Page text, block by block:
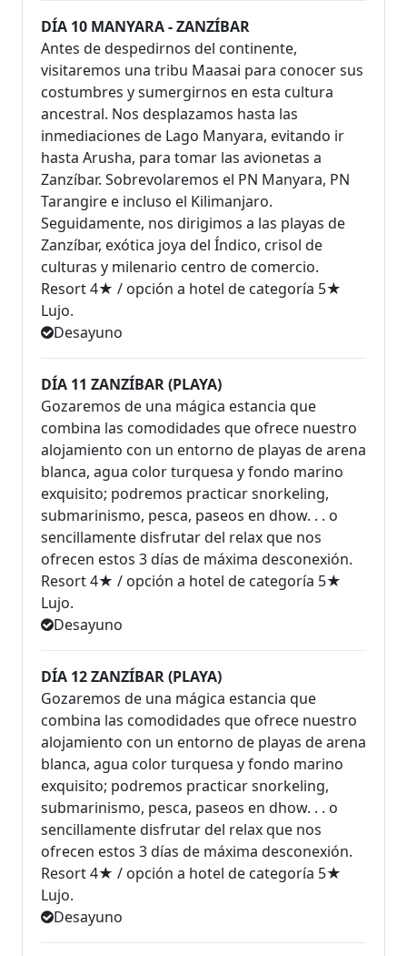
DÍA 10 MANYARA - ZANZÍBAR
Antes de despedirnos del continente,
visitaremos una tribu Maasai para conocer sus
costumbres y sumergirnos en esta cultura
ancestral. Nos desplazamos hasta las
inmediaciones de Lago Manyara, evitando ir
hasta Arusha, para tomar las avionetas a
Zanzíbar. Sobrevolaremos el PN Manyara, PN
Tarangire e incluso el Kilimanjaro.
Seguidamente, nos dirigimos a las playas de
Zanzíbar, exótica joya del Índico, crisol de
culturas y milenario centro de comercio.
Resort 4★ / opción a hotel de categoría 5★
Lujo.
Desayuno
DÍA 11 ZANZÍBAR (PLAYA)
Gozaremos de una mágica estancia que
combina las comodidades que ofrece nuestro
alojamiento con un entorno de playas de arena
blanca, agua color turquesa y fondo marino
exquisito; podremos practicar snorkeling,
submarinismo, pesca, paseos en dhow. . . o
sencillamente disfrutar del relax que nos
ofrecen estos 3 días de máxima desconexión.
Resort 4★ / opción a hotel de categoría 5★
Lujo.
Desayuno
DÍA 12 ZANZÍBAR (PLAYA)
Gozaremos de una mágica estancia que
combina las comodidades que ofrece nuestro
alojamiento con un entorno de playas de arena
blanca, agua color turquesa y fondo marino
exquisito; podremos practicar snorkeling,
submarinismo, pesca, paseos en dhow. . . o
sencillamente disfrutar del relax que nos
ofrecen estos 3 días de máxima desconexión.
Resort 4★ / opción a hotel de categoría 5★
Lujo.
Desayuno